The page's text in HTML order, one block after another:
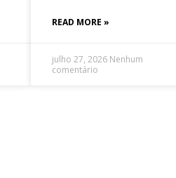
READ MORE »
julho 27, 2026 Nenhum
comentário